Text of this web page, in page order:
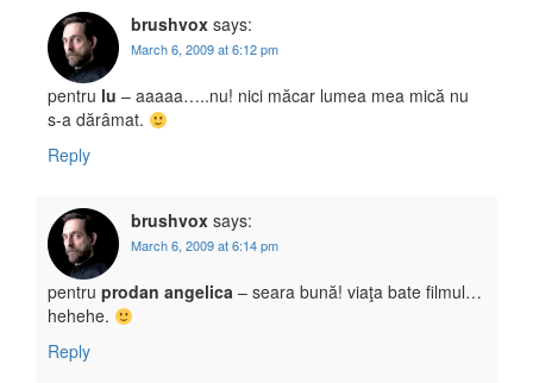
brushvox says:
March 6, 2009 at 6:12 pm
pentru lu – aaaaa…..nu! nici măcar lumea mea mică nu
s-a dărâmat.
Reply
brushvox says:
March 6, 2009 at 6:14 pm
pentru prodan angelica – seara bună! viaţa bate filmul…
hehehe.
Reply